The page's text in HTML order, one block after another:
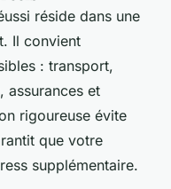
réside dans une
Il convient
: transport,
assurances et
rigoureuse évite
que votre
supplémentaire.